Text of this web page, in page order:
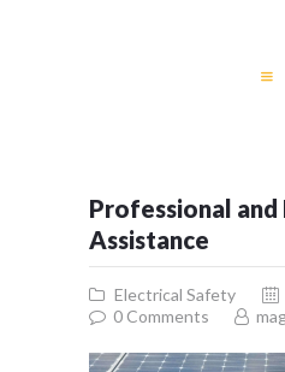
SERVICIO
ELÉCTRICO
CONTACTO
Professional
Assistance
Electrical Safety
0 Comments